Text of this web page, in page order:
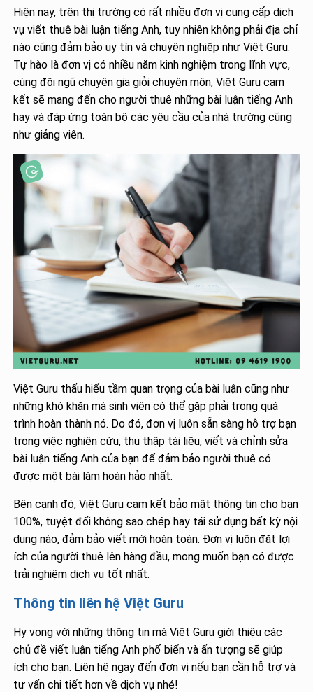
Hiện nay, trên thị trường có rất nhiều đơn vị cung cấp dịch
vụ viết thuê bài luận tiếng Anh, tuy nhiên không phải địa chỉ
nào cũng đảm bảo uy tín và chuyên nghiệp như Việt Guru.
Tự hào là đơn vị có nhiều năm kinh nghiệm trong lĩnh vực,
cùng đội ngũ chuyên gia giỏi chuyên môn, Việt Guru cam
kết sẽ mang đến cho người thuê những bài luận tiếng Anh
hay và đáp ứng toàn bộ các yêu cầu của nhà trường cũng
như giảng viên.
Việt Guru thấu hiểu tầm quan trọng của bài luận cũng như
những khó khăn mà sinh viên có thể gặp phải trong quá
trình hoàn thành nó. Do đó, đơn vị luôn sẵn sàng hỗ trợ bạn
trong việc nghiên cứu, thu thập tài liệu, viết và chỉnh sửa
bài luận tiếng Anh của bạn để đảm bảo người thuê có
được một bài làm hoàn hảo nhất.
Bên cạnh đó, Việt Guru cam kết bảo mật thông tin cho bạn
100%, tuyệt đối không sao chép hay tái sử dụng bất kỳ nội
dung nào, đảm bảo viết mới hoàn toàn. Đơn vị luôn đặt lợi
ích của người thuê lên hàng đầu, mong muốn bạn có được
trải nghiệm dịch vụ tốt nhất.
Thông tin liên hệ Việt Guru
Hy vọng với những thông tin mà Việt Guru giới thiệu các
chủ đề viết luận tiếng Anh phổ biến và ấn tượng sẽ giúp
ích cho bạn. Liên hệ ngay đến đơn vị nếu bạn cần hỗ trợ và
tư vấn chi tiết hơn về dịch vụ nhé!